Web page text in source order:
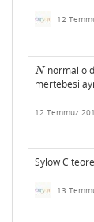
12
N
N normal
mertebesi
12 Temmuz
Sylow C
13